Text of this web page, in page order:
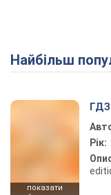
Найбільш
показати
ГДЗ
Рік: